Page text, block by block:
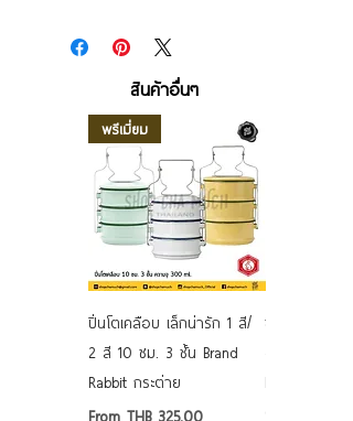
สินค้าอื่นๆ
พรีเมี่ยม
ปิ่นโตเคลือบ เล็กน่ารัก 1 สี/
2 สี 10 ซม. 3 ชั้น Brand
Rabbit กระต่าย
Sale Price
ชามเคลือบ